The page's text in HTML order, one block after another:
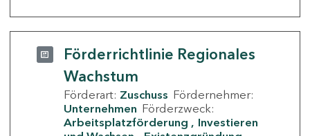
Förderrichtlinie Regionales
Wachstum
Förderart: Zuschuss Fördernehmer:
Unternehmen Förderzweck:
Arbeitsplatzförderung
Investieren